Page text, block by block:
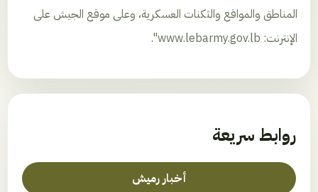
المناطق والمواقع والثكنات العسكرية، وعلى موقع الجيش على
الإنترنت: www.lebarmy.gov.lb".
روابط سريعة
أخبار رميش